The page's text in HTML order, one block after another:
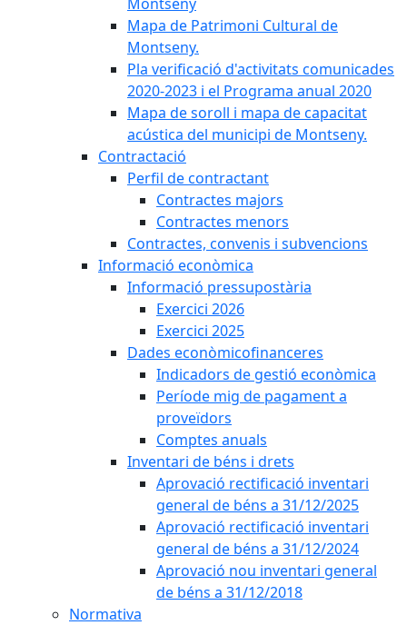
Mapa de Patrimoni Cultural de
Montseny.
Pla verificació d'activitats comunicades
2020-2023 i el Programa anual 2020
Mapa de soroll i mapa de capacitat
acústica del municipi de Montseny.
Contractació
Perfil de contractant
Contractes majors
Contractes menors
Contractes, convenis i subvencions
Informació econòmica
Informació pressupostària
Exercici 2026
Exercici 2025
Dades econòmicofinanceres
Indicadors de gestió econòmica
Període mig de pagament a
proveïdors
Comptes anuals
Inventari de béns i drets
Aprovació rectificació inventari
general de béns a 31/12/2025
Aprovació rectificació inventari
general de béns a 31/12/2024
Aprovació nou inventari general
de béns a 31/12/2018
Normativa